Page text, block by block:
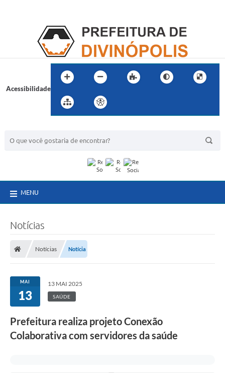
Acessibilidade
MENU
Notícias
Notícias Notícia
MAI
13
13 MAI 2025
SAÚDE
Prefeitura realiza projeto Conexão
Colaborativa com servidores da saúde